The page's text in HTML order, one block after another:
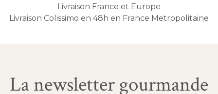
Livraison France et Europe
Livraison Colissimo en 48h en France Metropolitaine
La newsletter gourmande